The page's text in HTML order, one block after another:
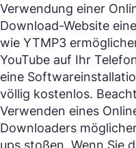
Verwendung einer
Download-Website
wie YTMP3
YouTube auf Ihr
eine
völlig kostenlos.
Verwenden eines
Downloaders
ups stoßen. Wenn Sie